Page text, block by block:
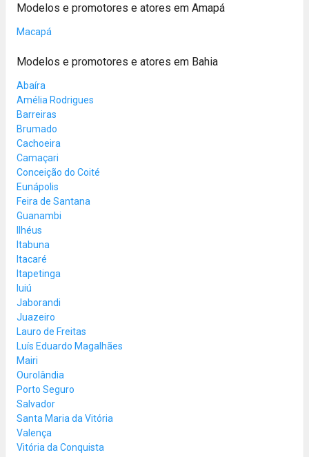
Modelos e promotores e atores em Amapá
Macapá
Modelos e promotores e atores em Bahia
Abaíra
Amélia Rodrigues
Barreiras
Brumado
Cachoeira
Camaçari
Conceição do Coité
Eunápolis
Feira de Santana
Guanambi
Ilhéus
Itabuna
Itacaré
Itapetinga
Iuiú
Jaborandi
Juazeiro
Lauro de Freitas
Luís Eduardo Magalhães
Mairi
Ourolândia
Porto Seguro
Salvador
Santa Maria da Vitória
Valença
Vitória da Conquista